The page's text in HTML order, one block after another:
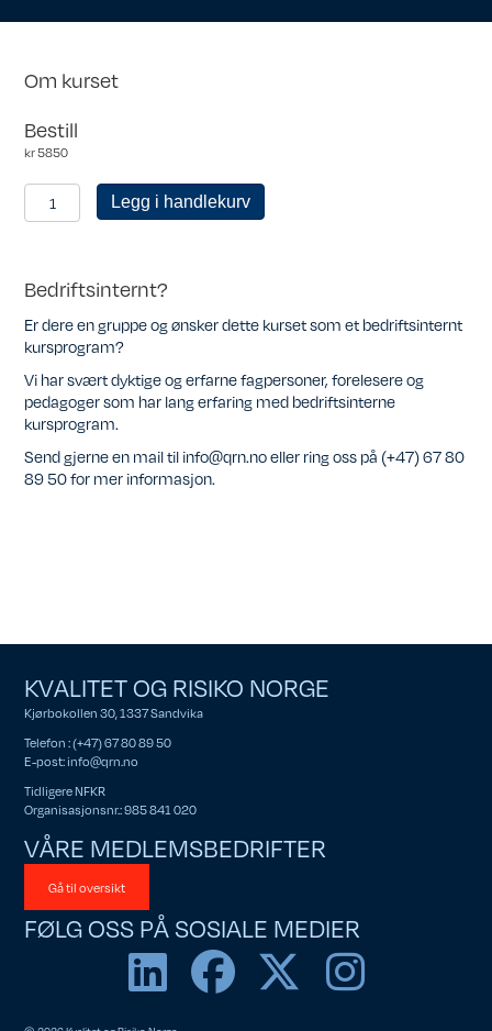
Om kurset
Bestill
kr5850
medlem
Legg i handlekurv
Bedriftsinternt?
Er dere en gruppe og ønsker dette kurset som et bedriftsinternt
kursprogram?
Vi har svært dyktige og erfarne fagpersoner, forelesere og
pedagoger som har lang erfaring med bedriftsinterne
kursprogram.
Send gjerne en mail til info@qrn.no eller ring oss på (+47) 67 80
89 50 for mer informasjon.
KVALITET OG RISIKO NORGE
Kjørbokollen 30, 1337 Sandvika
Telefon : (+47) 67 80 89 50
E-post:info@qrn.no
Tidligere NFKR
Organisasjonsnr.: 985 841 020
VÅRE MEDLEMSBEDRIFTER
Gå til oversikt
FØLG OSS PÅ SOSIALE MEDIER